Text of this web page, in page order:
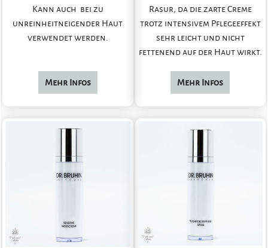
Kann auch bei zu
unreinheitneigender Haut
verwendet werden.
Mehr Infos
Rasur, da die zarte Creme
trotz intensivem Pflegeeffekt
sehr leicht und nicht
fettenend auf der Haut wirkt.
Mehr Infos